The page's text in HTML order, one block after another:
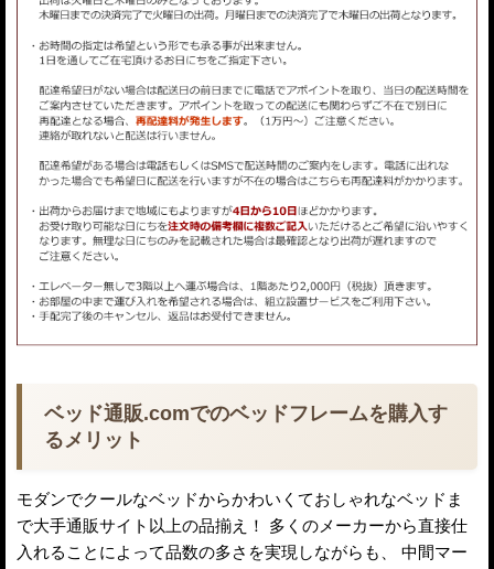
ベッド通販.comでのベッドフレームを購入す
るメリット
モダンでクールなベッドからかわいくておしゃれなベッドま
で大手通販サイト以上の品揃え！ 多くのメーカーから直接仕
入れることによって品数の多さを実現しながらも、 中間マー